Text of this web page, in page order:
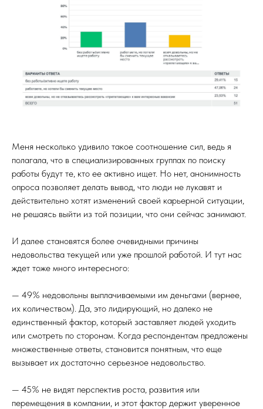
Меня несколько удивило такое соотношение сил, ведь я
полагала, что в специализированных группах по поиску
работы будут те, кто ее активно ищет. Но нет, анонимность
опроса позволяет делать вывод, что люди не лукавят и
действительно хотят изменений своей карьерной ситуации,
не решаясь выйти из той позиции, что они сейчас занимают.
И далее становятся более очевидными причины
недовольства текущей или уже прошлой работой. И тут нас
ждет тоже много интересного:
— 49% недовольны выплачиваемыми им деньгами (вернее,
их количеством). Да, это лидирующий, но далеко не
единственный фактор, который заставляет людей уходить
или смотреть по сторонам. Когда респондентам предложены
множественные ответы, становится понятным, что еще
вызывает их достаточно серьезное недовольство.
— 45% не видят перспектив роста, развития или
перемещения в компании, и этот фактор держит уверенное